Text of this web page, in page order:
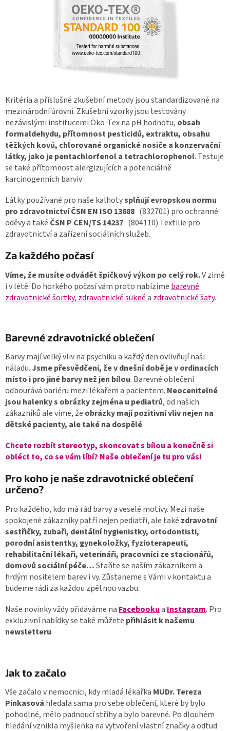
Kritéria a příslušné zkušební metody jsou standardizované na
mezinárodní úrovni. Zkušební vzorky jsou testovány
nezávislými institucemi Öko-Tex na pH hodnotu, obsah
formaldehydu, přítomnost pesticidů, extraktu, obsahu
těžkých kovů, chlorované organické nosiče a konzervační
látky, jako je pentachlorfenol a tetrachlorophenol. Testuje
se také přítomnost alergizujících a potenciálně
karcinogenních barviv
Látky používané pro naše kalhotysplňují evropskou normu
pro zdravotnictví ČSN EN ISO 13688 (832701) pro ochranné
oděvy a také ČSN P CEN/TS 14237 (804110) Textilie pro
zdravotnictví a zařízení sociálních služeb.
Za každého počasí
Víme, že musíte odvádět špičkový výkon po celý rok.V zimě
i v létě. Do horkého počasí vám proto nabízíme barevné
zdravotnické šortky, zdravotnické sukněa zdravotnické šaty.
Barevné zdravotnické oblečení
Barvy mají velký vliv na psychiku a každý den ovlivňují naši
náladu. Jsme přesvědčeni, že v dnešní době je v ordinacích
místo i pro jiné barvy než jen bílou. Barevné oblečení
odbourává bariéru mezi lékařem a pacientem. Neocenitelné
jsou halenky s obrázky zejména u pediatrů, od našich
zákazníků ale víme, že obrázky mají pozitivní vliv nejen na
dětské pacienty, ale také na dospělé.
Chcete rozbít stereotyp, skoncovat s bílou a konečně si
obléct to, co se vám líbí? Naše oblečení je tu pro vás!
Pro koho je naše zdravotnické oblečení
určeno?
Pro každého, kdo má rád barvy a veselé motivy. Mezi naše
spokojené zákazníky patří nejen pediatři, ale také zdravotní
sestřičky, zubaři, dentální hygienistky, ortodontisti,
porodní asistentky, gynekoložky, fyzioterapeuti,
rehabilitační lékaři, veterináři, pracovníci ze stacionářů,
domovů sociální péče…Staňte se naším zákazníkem a
hrdým nositelem barev i vy. Zůstaneme s Vámi v kontaktu a
budeme rádi za každou zpětnou vazbu.
Naše novinky vždy přidáváme na Facebookua Instagram. Pro
exkluzivní nabídky se také můžete přihlásit k našemu
newsletteru.
Jak to začalo
Vše začalo v nemocnici, kdy mladá lékařka MUDr. Tereza
Pinkasová hledala sama pro sebe oblečení, které by bylo
pohodlné, mělo padnoucí střihy a bylo barevné. Po dlouhém
hledání vznikla myšlenka na vytvoření vlastní značky a odtud